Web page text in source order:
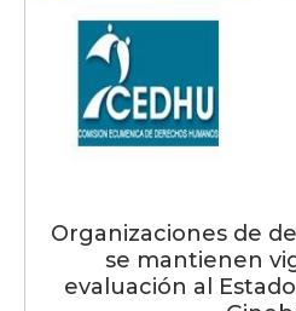
Organizaciones de
se mantienen
evaluación al